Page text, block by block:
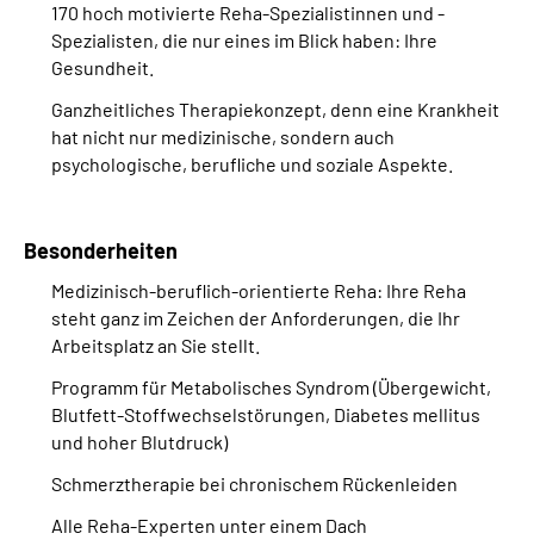
170 hoch motivierte Reha-Spezialistinnen und -
Spezialisten, die nur eines im Blick haben: Ihre
Gesundheit.
Ganzheitliches Therapiekonzept, denn eine Krankheit
hat nicht nur medizinische, sondern auch
psychologische, berufliche und soziale Aspekte.
Besonderheiten
Medizinisch-beruflich-orientierte Reha: Ihre Reha
steht ganz im Zeichen der Anforderungen, die Ihr
Arbeitsplatz an Sie stellt.
Programm für Metabolisches Syndrom (Übergewicht,
Blutfett-Stoffwechselstörungen, Diabetes mellitus
und hoher Blutdruck)
Schmerztherapie bei chronischem Rückenleiden
Alle Reha-Experten unter einem Dach